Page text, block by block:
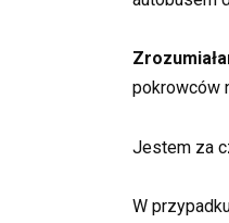
pokrowców
Jestem za
W